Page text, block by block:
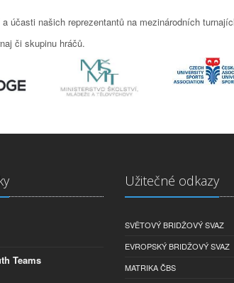
účasti našich reprezentantů na mezinárodních
či skupinu hráčů.
Teams
Užitečné odkazy
SVĚTOVÝ BRIDŽOVÝ SVAZ
EVROPSKÝ BRIDŽOVÝ SVAZ
MATRIKA ČBS